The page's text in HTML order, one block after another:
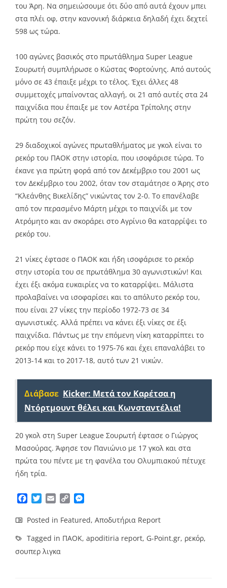
του Άρη. Να σημειώσουμε ότι δύο από αυτά έχουν μπει
στα πλέι οφ, στην κανονική διάρκεια δηλαδή έχει δεχτεί
598 ως τώρα.
100 αγώνες βασικός στο πρωτάθλημα Super League
Σουρωτή συμπλήρωσε ο Κώστας Φορτούνης. Από αυτούς
μόνο σε 43 έπαιξε μέχρι το τέλος. Έχει άλλες 48
συμμετοχές μπαίνοντας αλλαγή, οι 21 από αυτές στα 24
παιχνίδια που έπαιξε με τον Αστέρα Τρίπολης στην
πρώτη του σεζόν.
29 διαδοχικοί αγώνες πρωταθλήματος με γκολ είναι το
ρεκόρ του ΠΑΟΚ στην ιστορία, που ισοφάρισε τώρα. Το
έκανε για πρώτη φορά από τον Δεκέμβριο του 2001 ως
τον Δεκέμβριο του 2002, όταν τον σταμάτησε ο Άρης στο
“Κλεάνθης Βικελίδης” νικώντας τον 2-0. Το επανέλαβε
από τον περασμένο Μάρτη μέχρι το παιχνίδι με τον
Ατρόμητο και αν σκοράρει στο Αγρίνιο θα καταρρίψει το
ρεκόρ του.
21 νίκες έφτασε ο ΠΑΟΚ και ήδη ισοφάρισε το ρεκόρ
στην ιστορία του σε πρωτάθλημα 30 αγωνιστικών! Και
έχει έξι ακόμα ευκαιρίες να το καταρρίψει. Μάλιστα
προλαβαίνει να ισοφαρίσει και το απόλυτο ρεκόρ του,
που είναι 27 νίκες την περίοδο 1972-73 σε 34
αγωνιστικές. Αλλά πρέπει να κάνει έξι νίκες σε έξι
παιχνίδια. Πάντως με την επόμενη νίκη καταρρίπτει το
ρεκόρ που είχε κάνει το 1975-76 και έχει επαναλάβει το
2013-14 και το 2017-18, αυτό των 21 νικών.
Διάβασε Kicker: Μετά τον Καρέτσα η
Ντόρτμουντ θέλει και Κωνσταντέλια!
20 γκολ στη Super League Σουρωτή έφτασε ο Γιώργος
Μασούρας. Άφησε τον Πανιώνιο με 17 γκολ και στα
πρώτα του πέντε με τη φανέλα του Ολυμπιακού πέτυχε
ήδη τρία.
Facebook
TwitterEmailCopy
Posted in Featured, Αποδυτήρια Report
Tagged in ΠΑΟΚ, apoditiria report, G-Point.gr, ρεκόρ,
σουπερ λιγκα